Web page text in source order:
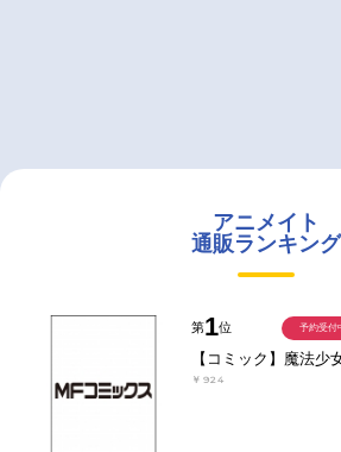
アニメイト
通販ランキング
第1位
【コミック】魔法少
￥924
予約受付